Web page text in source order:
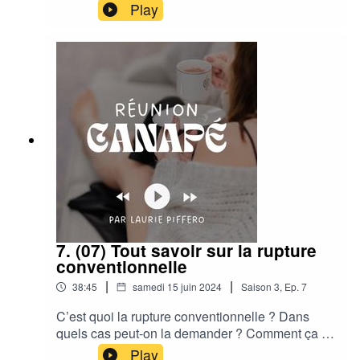
Play
7. (07) Tout savoir sur la rupture
conventionnelle
38:45 | samedi 15 juin 2024 | Saison 3, Ep. 7
C’est quoi la rupture conventionnelle ? Dans
quels cas peut-on la demander ? Comment ça se
passe concrètement ?Est-ce qu’il y a des
Play